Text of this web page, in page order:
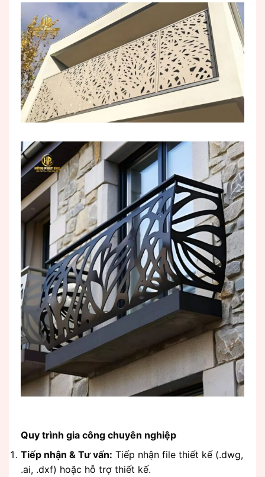
Quy trình gia công chuyên nghiệp
Tiếp nhận & Tư vấn: Tiếp nhận file thiết kế (.dwg,
.ai, .dxf) hoặc hỗ trợ thiết kế.